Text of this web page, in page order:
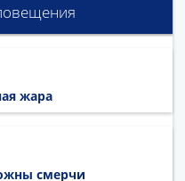
жара
смерчи